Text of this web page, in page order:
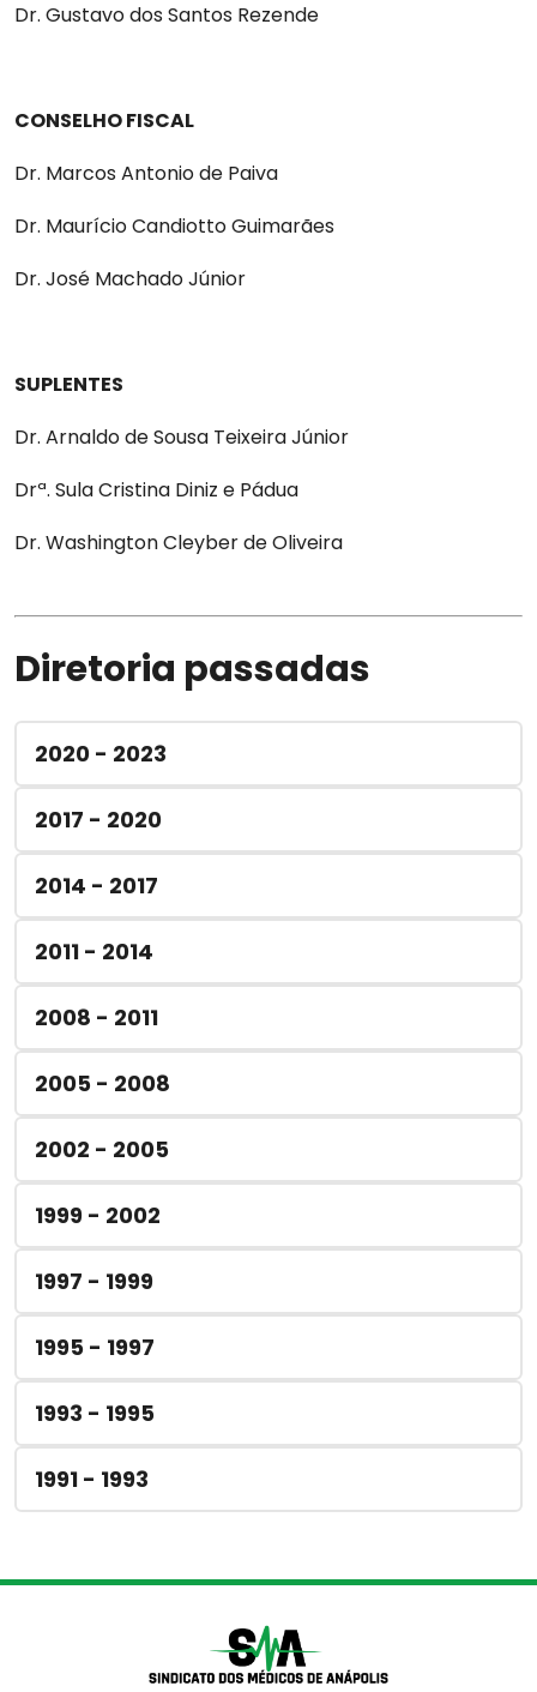
Dr. Gustavo dos Santos Rezende
CONSELHO FISCAL
Dr. Marcos Antonio de Paiva
Dr. Maurício Candiotto Guimarães
Dr. José Machado Júnior
SUPLENTES
Dr. Arnaldo de Sousa Teixeira Júnior
Drª. Sula Cristina Diniz e Pádua
Dr. Washington Cleyber de Oliveira
Diretoria passadas
2020 - 2023
2017 - 2020
2014 - 2017
2011 - 2014
2008 - 2011
2005 - 2008
2002 - 2005
1999 - 2002
1997 - 1999
1995 - 1997
1993 - 1995
1991 - 1993